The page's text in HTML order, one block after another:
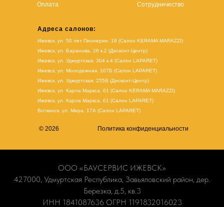
Оплата
Сотрудничество
Адреса салонов:
Ижевск, ул. 50 лет Пионерии, 18 (Салон KERAMA MARAZZI)
Ижевск, ул. Баранова, 26 к.2 (Дисконт-Центр)
Ижевск, ул. Удмуртская, 304 к.4 (Салон LAPARET)
Ижевск, ул. Молодежная, 107Б (Салон LAPARET)
Ижевск, ул. Удмуртская, 255В (Дисконт-Центр)
Ижевск, ул. Карла Маркса, 61 (Салон KERAMA MARAZZI)
Ижевск, ул. Карла Маркса, 61 (Салон LAPARET)
Воткинск, ул. Мира, 17А (Салон LAPARET)
© 2026 Политика конфиденциальности
ООО «БАУСЕРВИС ИЖЕВСК»
427000, Удмуртская Республика, Завьяловский район, дер.
Березка, д.5, кв.3
ИНН 1841087636 ОГРН 1191832016023